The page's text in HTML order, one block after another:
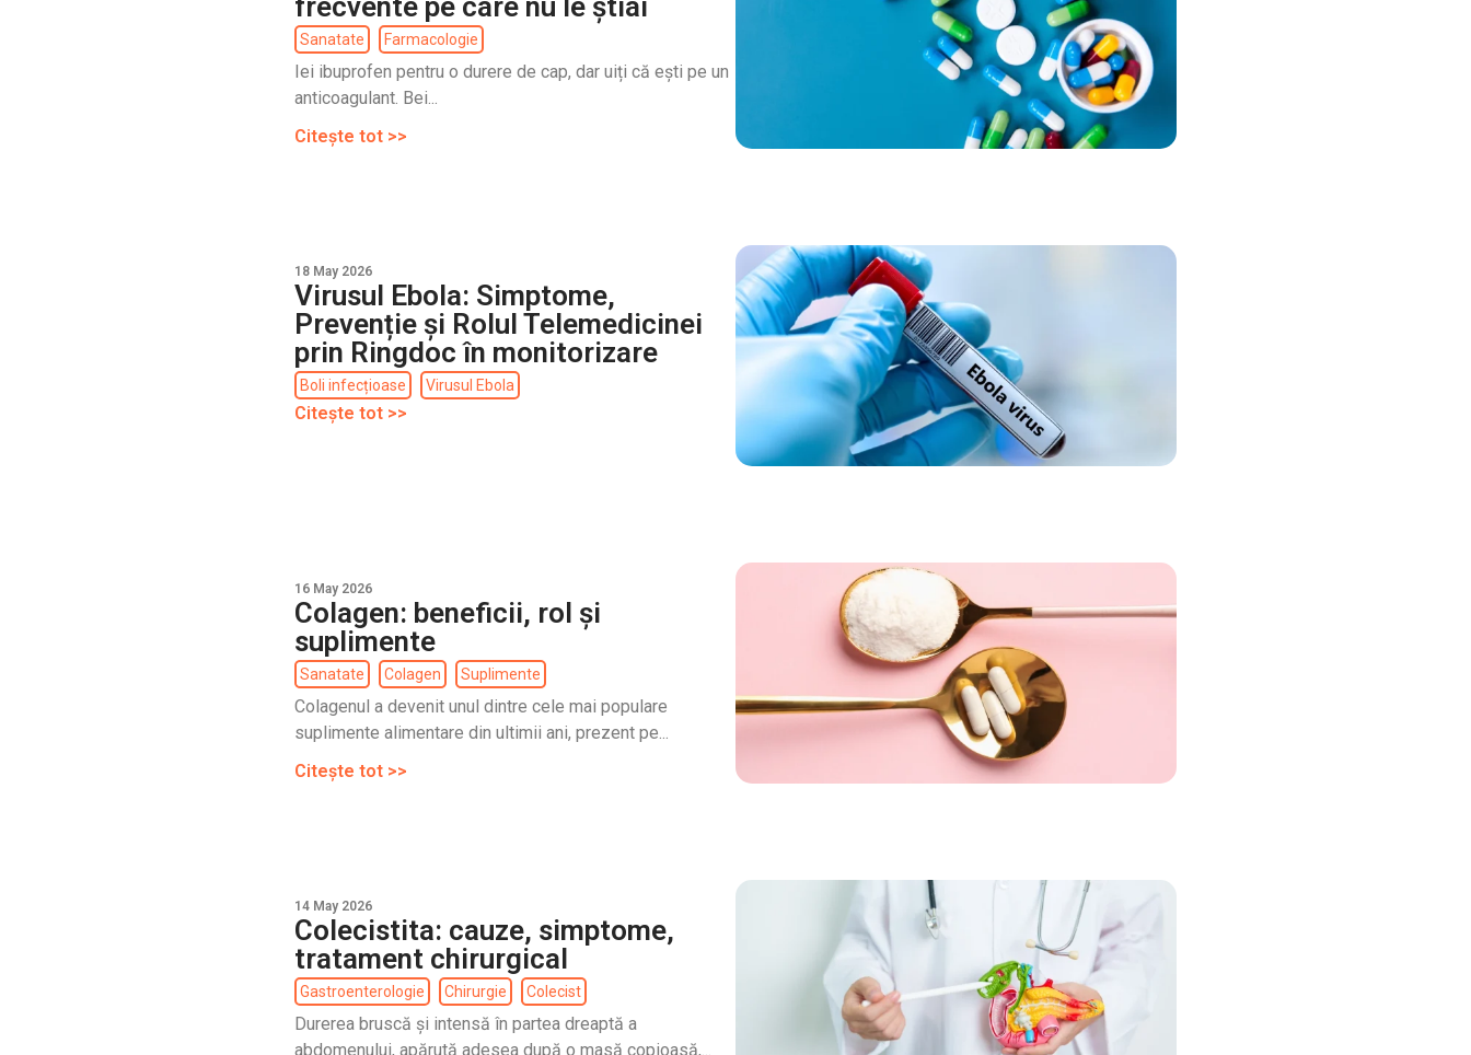
frecvente pe care nu le știai
Sanatate Farmacologie
Iei ibuprofen pentru o durere de cap, dar uiți că ești pe un
anticoagulant. Bei...
Citește tot >>
18 May 2026
Virusul Ebola: Simptome,
Prevenție și Rolul Telemedicinei
prin Ringdoc în monitorizare
Boli infecțioase Virusul Ebola
Citește tot >>
16 May 2026
Colagen: beneficii, rol și
suplimente
Sanatate Colagen Suplimente
Colagenul a devenit unul dintre cele mai populare
suplimente alimentare din ultimii ani, prezent pe...
Citește tot >>
14 May 2026
Colecistita: cauze, simptome,
tratament chirurgical
Gastroenterologie Chirurgie Colecist
Durerea bruscă și intensă în partea dreaptă a
abdomenului, apărută adesea după o masă copioasă,...